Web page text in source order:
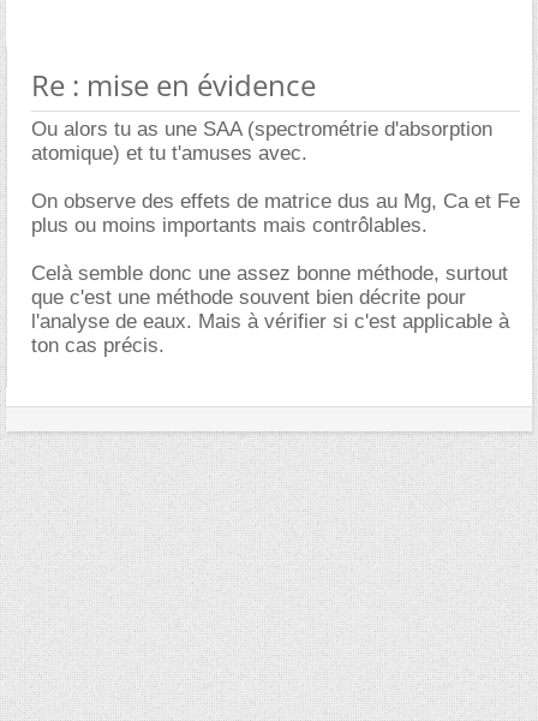
Re : mise en évidence
Ou alors tu as une SAA (spectrométrie d'absorption
atomique) et tu t'amuses avec.
On observe des effets de matrice dus au Mg, Ca et Fe
plus ou moins importants mais contrôlables.
Celà semble donc une assez bonne méthode, surtout
que c'est une méthode souvent bien décrite pour
l'analyse de eaux. Mais à vérifier si c'est applicable à
ton cas précis.